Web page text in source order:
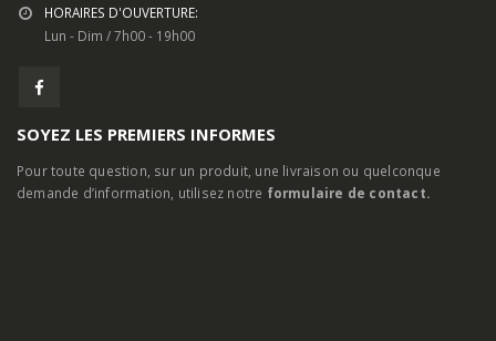
HORAIRES D'OUVERTURE:
Lun - Dim / 7h00 - 19h00
SOYEZ LES PREMIERS INFORMES
Pour toute question, sur un produit, une livraison ou quelconque
demande d’information, utilisez notre formulaire de contact.